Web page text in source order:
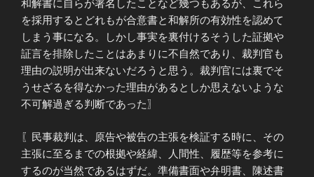
和解書に自らが署名したことなど幾つもあるが、これら
を採用するとどれもが合意書と和解所の有効性を認めて
しまう事になる。しかし事実を裏付けるそうした証拠や
証言を排除したことはあまりに不自然であり、裁判官も
理由の説明が出来ないだろうと思う。裁判官には裏でそ
うせざるを得なかった理由があるとしか思えないような
不可解過ぎる判断であった〗
〖民事裁判は、原告や被告の主張を検証する時に、その
主張に至るまでの根拠や経緯、人間性、履歴等を参考に
するのが当然であるはずだ。準備書面や弁明書、陳述書